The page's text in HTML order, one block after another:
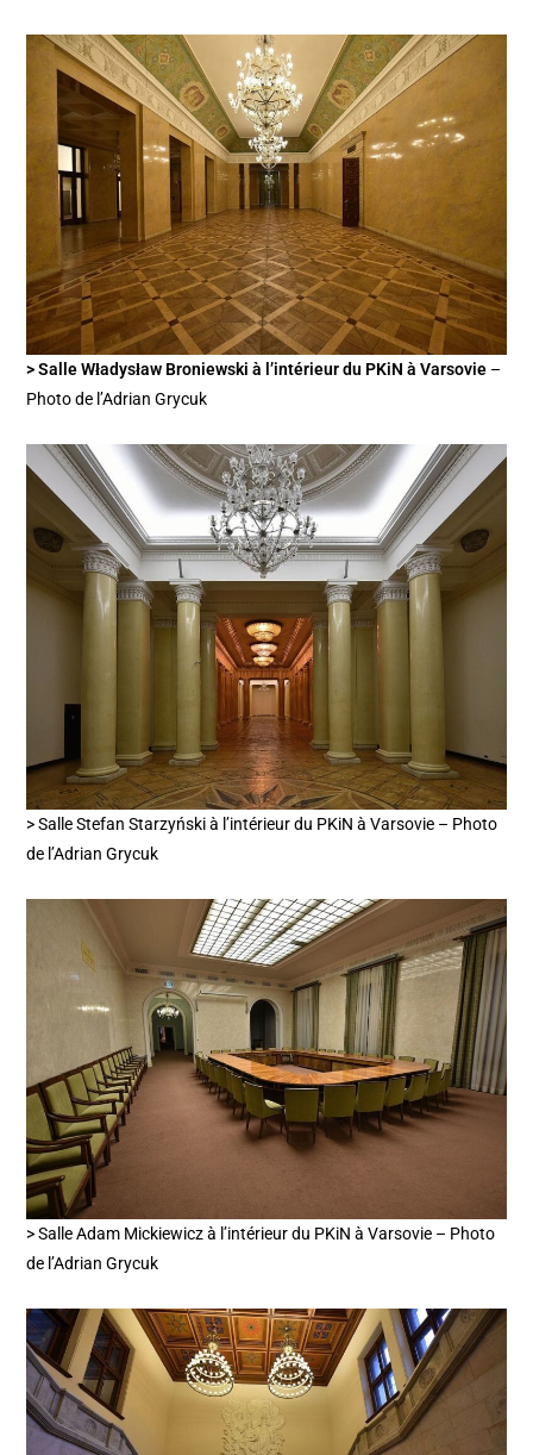
> Salle Władysław Broniewski à l’intérieur du PKiN à Varsovie –
Photo de l’Adrian Grycuk
> Salle Stefan Starzyński à l’intérieur du PKiN à Varsovie – Photo
de l’Adrian Grycuk
> Salle Adam Mickiewicz à l’intérieur du PKiN à Varsovie – Photo
de l’Adrian Grycuk